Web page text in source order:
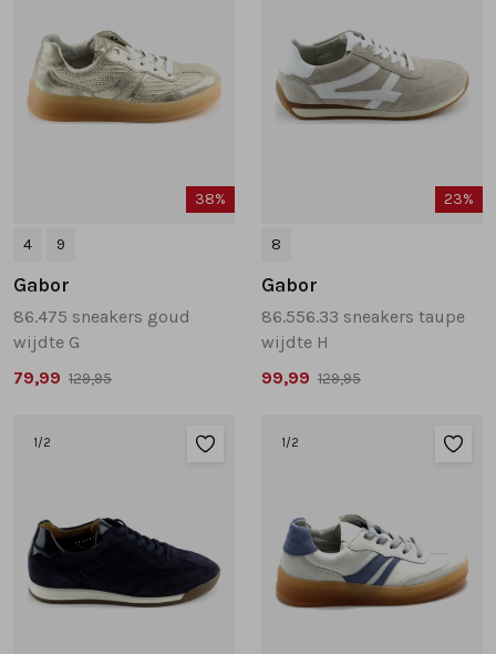
38%
4 9
Gabor
86.475 sneakers goud
wijdte G
79,99 129,95
23%
8
Gabor
86.556.33 sneakers taupe
wijdte H
99,99 129,95
1 /2 1 /2